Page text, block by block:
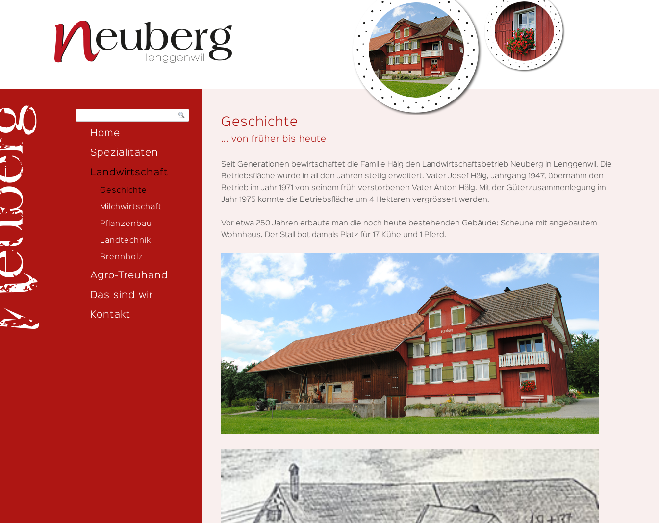
Home
Spezialitäten
Landwirtschaft
Geschichte
Milchwirtschaft
Pflanzenbau
Landtechnik
Brennholz
Agro-Treuhand
Das sind wir
Kontakt
Geschichte
... von früher bis heute
Seit Generationen bewirtschaftet die Familie Hälg den Landwirtschaftsbetrieb Neuberg in Lenggenwil. Die
Betriebsfläche wurde in all den Jahren stetig erweitert. Vater Josef Hälg, Jahrgang 1947, übernahm den
Betrieb im Jahr 1971 von seinem früh verstorbenen Vater Anton Hälg. Mit der Güterzusammenlegung im
Jahr 1975 konnte die Betriebsfläche um 4 Hektaren vergrössert werden.
Vor etwa 250 Jahren erbaute man die noch heute bestehenden Gebäude: Scheune mit angebautem
Wohnhaus. Der Stall bot damals Platz für 17 Kühe und 1 Pferd.